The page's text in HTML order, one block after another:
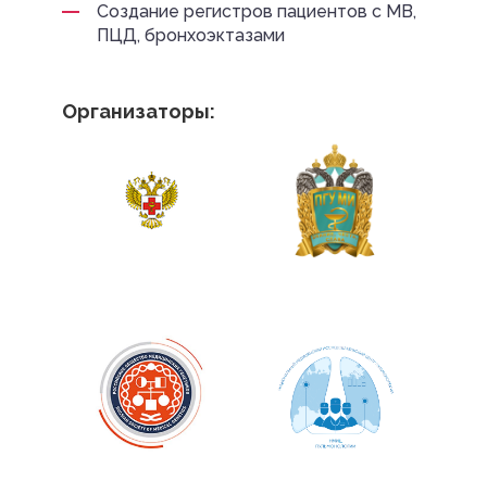
Создание регистров пациентов с МВ,
ПЦД, бронхоэктазами
Организаторы: